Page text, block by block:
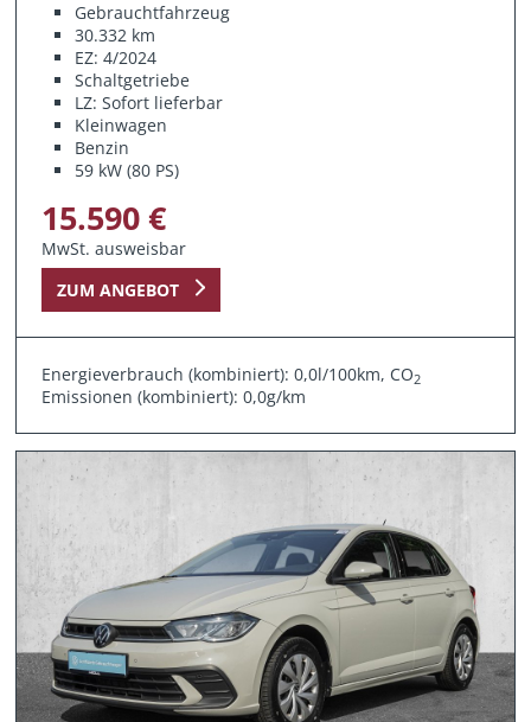
Gebrauchtfahrzeug
30.332 km
EZ: 4/2024
Schaltgetriebe
LZ: Sofort lieferbar
Kleinwagen
Benzin
59 kW (80 PS)
15.590 €
MwSt. ausweisbar
ZUM ANGEBOT
Energieverbrauch (kombiniert): 0,0l/100km, CO2
Emissionen (kombiniert): 0,0g/km